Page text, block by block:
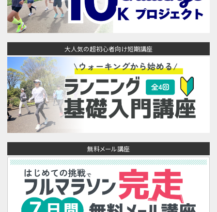
大人気の超初心者向け短期講座
無料メール講座